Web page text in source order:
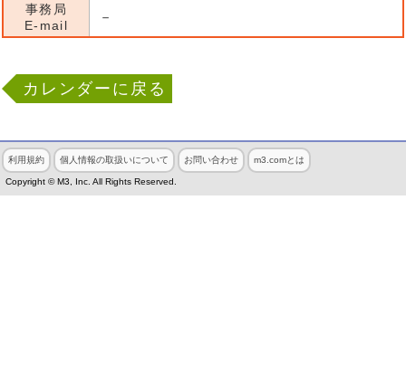
事務局
E-mail
－
カレンダーに戻る
利用規約 個人情報の取扱いについて お問い合わせ m3.comとは
Copyright © M3, Inc. All Rights Reserved.